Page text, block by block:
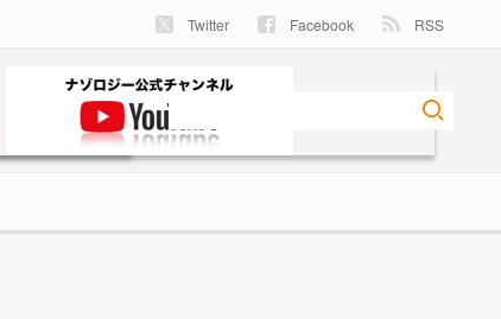
Twitter Facebook RSS